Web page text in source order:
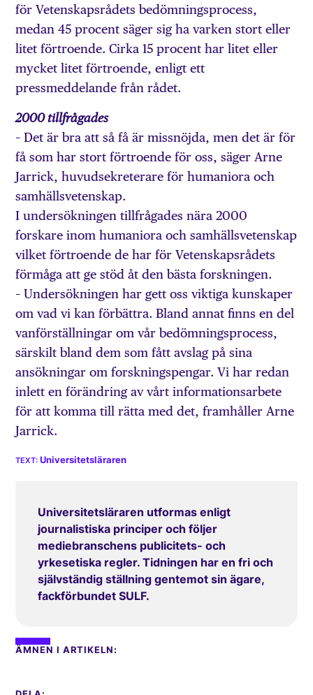
för Vetenskapsrådets bedömningsprocess,
medan 45 procent säger sig ha varken stort eller
litet förtroende. Cirka 15 procent har litet eller
mycket litet förtroende, enligt ett
pressmeddelande från rådet.
2000 tillfrågades
– Det är bra att så få är missnöjda, men det är för
få som har stort förtroende för oss, säger Arne
Jarrick, huvudsekreterare för humaniora och
samhällsvetenskap.
I undersökningen tillfrågades nära 2000
forskare inom humaniora och samhällsvetenskap
vilket förtroende de har för Vetenskapsrådets
förmåga att ge stöd åt den bästa forskningen.
– Undersökningen har gett oss viktiga kunskaper
om vad vi kan förbättra. Bland annat finns en del
vanförställningar om vår bedömningsprocess,
särskilt bland dem som fått avslag på sina
ansökningar om forskningspengar. Vi har redan
inlett en förändring av vårt informationsarbete
för att komma till rätta med det, framhåller Arne
Jarrick.
Universitetsläraren
Universitetsläraren utformas enligt
journalistiska principer och följer
mediebranschens publicitets- och
yrkesetiska regler. Tidningen har en fri och
självständig ställning gentemot sin ägare,
fackförbundet SULF.
ÄMNEN I ARTIKELN: